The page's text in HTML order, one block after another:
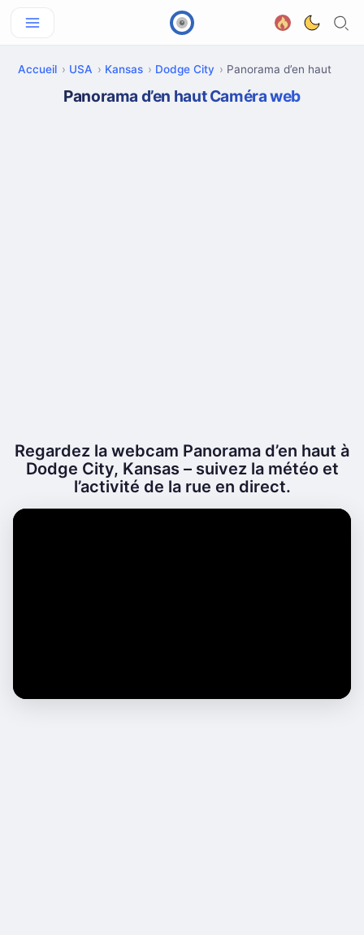
Accueil USA Kansas Dodge City Panorama d’en haut
Panorama d’en haut Caméra web
Regardez la webcam Panorama d’en haut à
Dodge City, Kansas – suivez la météo et
l’activité de la rue en direct.